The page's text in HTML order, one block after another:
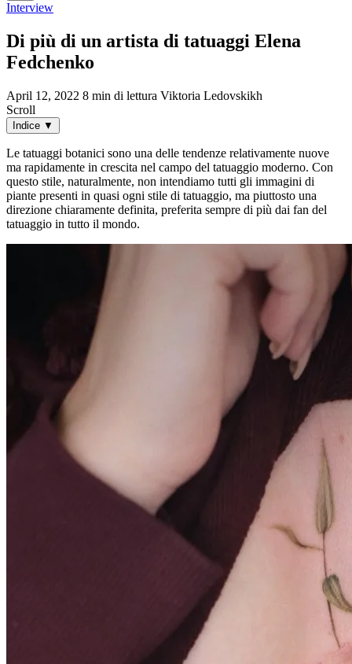
Interview
Di più di un artista di tatuaggi Elena
Fedchenko
April 12, 2022 8 min di lettura Viktoria Ledovskikh
Scroll
Indice ▼
Le tatuaggi botanici sono una delle tendenze relativamente nuove
ma rapidamente in crescita nel campo del tatuaggio moderno. Con
questo stile, naturalmente, non intendiamo tutti gli immagini di
piante presenti in quasi ogni stile di tatuaggio, ma piuttosto una
direzione chiaramente definita, preferita sempre di più dai fan del
tatuaggio in tutto il mondo.